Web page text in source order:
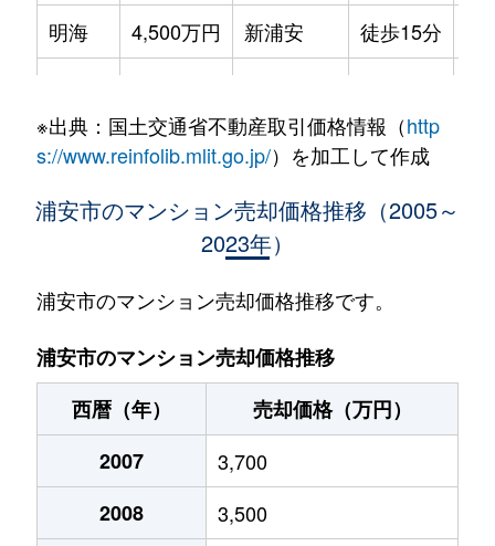
明海
4,500万円 新浦安 徒歩15分
今川
5,200万円 新浦安 徒歩10分
5,200万円 新浦安
入船
5,100万円 新浦安 徒歩5分
入船
4,000万円 新浦安
入船
5,000万円 新浦安 徒歩6分
5,600万円 新浦安
5,200万円 新浦安
※出典：国土交通省不動産取引価格情報（http
s://www.reinfolib.mlit.go.jp/）を加工して作成
浦安市のマンション売却価格推移（2005～
2023年）
浦安市のマンション売却価格推移です。
浦安市のマンション売却価格推移
西暦（年）
売却価格（万円）
2007
3,700
2008
3,500